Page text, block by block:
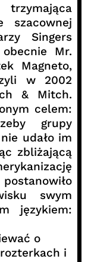
szacownej
Singers
Mr.
Magneto,
w 2002
& Mitch.
celem:
grupy
udało im
zbliżającą
swym
językiem:
o
i